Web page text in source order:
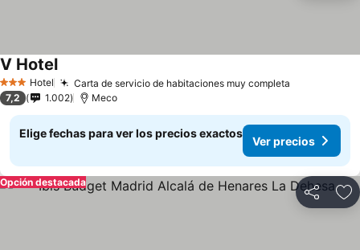
3 Estrellas
Hotel Carta de servicio de habitaciones muy completa
V Hotel
7,2 1.002 Meco
Elige fechas para ver los precios exactos
Ver precios
Compartir
Opción destacada